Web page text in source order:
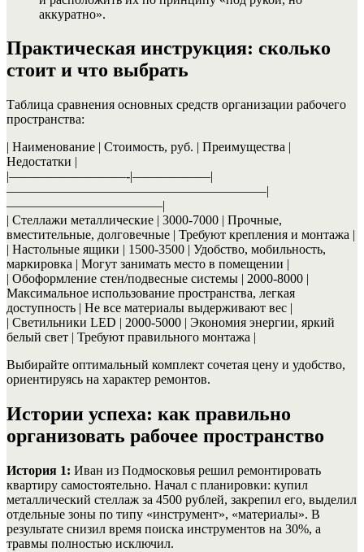
аккуратно».
Практическая инструкция: сколько
стоит и что выбрать
Таблица сравнения основных средств организации рабочего
пространства:
| Наименование | Стоимость, руб. | Преимущества |
Недостатки |
|—————————-|——————|
————————————————————|
————————————|
| Стеллажи металлические | 3000-7000 | Прочные,
вместительные, долговечные | Требуют крепления и монтажа |
| Настольные ящики | 1500-3500 | Удобство, мобильность,
маркировка | Могут занимать место в помещении |
| Обоформление стен/подвесные системы | 2000-8000 |
Максимальное использование пространства, легкая
доступность | Не все материалы выдерживают вес |
| Светильники LED | 2000-5000 | Экономия энергии, яркий
белый свет | Требуют правильного монтажа |
Выбирайте оптимальный комплект сочетая цену и удобство,
ориентируясь на характер ремонтов.
Истории успеха: как правильно
организовать рабочее пространство
История 1: Иван из Подмосковья решил ремонтировать
квартиру самостоятельно. Начал с планировки: купил
металлический стеллаж за 4500 рублей, закрепил его, выделил
отдельные зоны по типу «инструмент», «материалы». В
результате снизил время поиска инструментов на 30%, а
травмы полностью исключил.